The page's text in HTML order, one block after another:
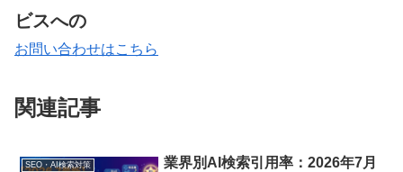
ビスへの
お問い合わせはこちら
関連記事
SEO・AI検索対策
業界別AI検索引用率：2026年7月